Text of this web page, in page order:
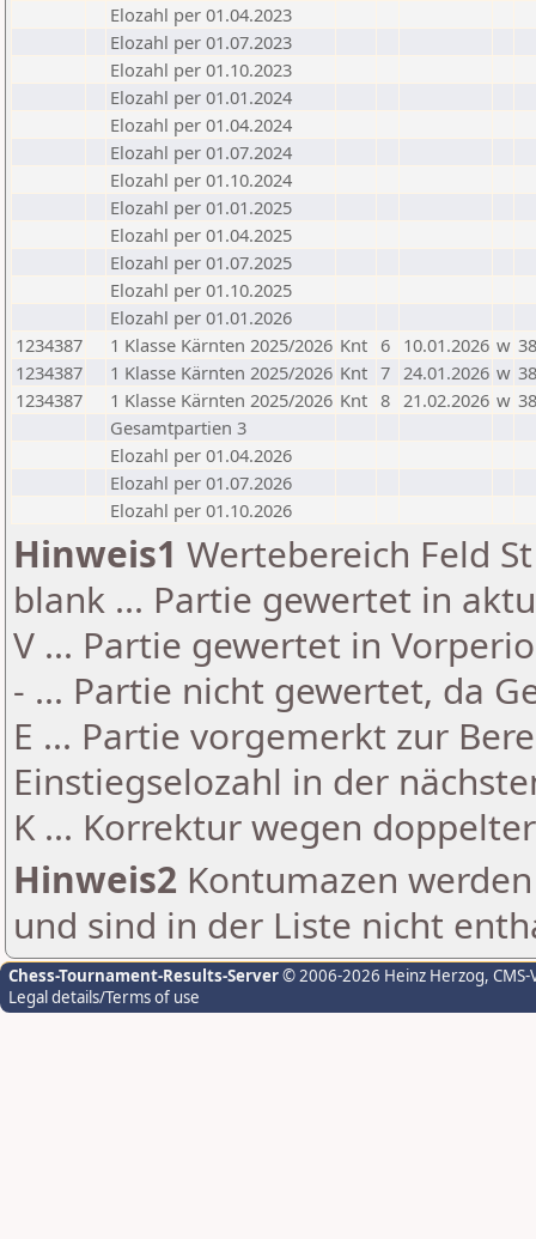
Elozahl per 01.04.2023
Elozahl per 01.07.2023
Elozahl per 01.10.2023
Elozahl per 01.01.2024
Elozahl per 01.04.2024
Elozahl per 01.07.2024
Elozahl per 01.10.2024
Elozahl per 01.01.2025
Elozahl per 01.04.2025
Elozahl per 01.07.2025
Elozahl per 01.10.2025
Elozahl per 01.01.2026
1234387
1 Klasse Kärnten 2025/2026 Knt 6 10.01.2026 w
1234387
1 Klasse Kärnten 2025/2026 Knt 7 24.01.2026 w
1234387
1 Klasse Kärnten 2025/2026 Knt 8 21.02.2026 w
Gesamtpartien 3
Elozahl per 01.04.2026
Elozahl per 01.07.2026
Elozahl per 01.10.2026
Hinweis1 Wertebereich Feld
blank ... Partie gewertet in
V ... Partie gewertet in
- ... Partie nicht gewertet, da
E ... Partie vorgemerkt zur
Einstiegselozahl in der
K ... Korrektur wegen
Hinweis2 Kontumazen
und sind in der Liste nicht
Chess-Tournament-Results-Server© 2006-2026 Heinz Herzog,
Legal details/Terms of use